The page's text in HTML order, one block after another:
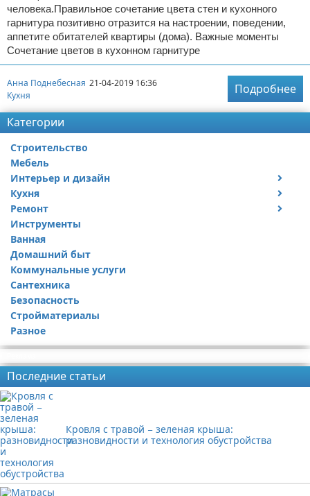
человека.Правильное сочетание цвета стен и кухонного
гарнитура позитивно отразится на настроении, поведении,
аппетите обитателей квартиры (дома). Важные моменты
Сочетание цветов в кухонном гарнитуре
Анна Поднебесная 21-04-2019 16:36
Кухня
Подробнее
Категории
Строительство
Мебель
Интерьер и дизайн
Дизайн дачи
Дизайн квартиры
Кухня
Посуда
Ремонт
Ремонт дачи
Ремонт квартиры
Инструменты
Ванная
Домашний быт
Коммунальные услуги
Сантехника
Безопасность
Стройматериалы
Разное
Последние статьи
Кровля с травой − зеленая крыша:
разновидности и технология обустройства